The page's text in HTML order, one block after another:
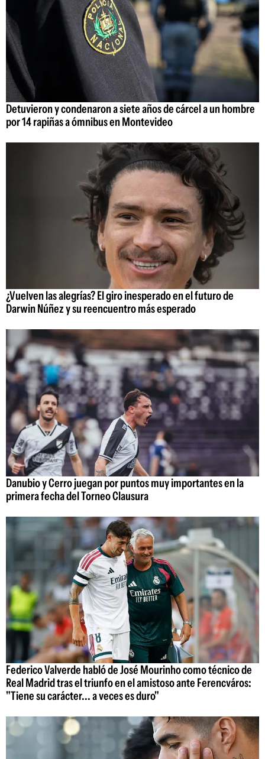
Detuvieron y condenaron a siete años de cárcel a un hombre
por 14 rapiñas a ómnibus en Montevideo
¿Vuelven las alegrías? El giro inesperado en el futuro de
Darwin Núñez y su reencuentro más esperado
Danubio y Cerro juegan por puntos muy importantes en la
primera fecha del Torneo Clausura
Federico Valverde habló de José Mourinho como técnico de
Real Madrid tras el triunfo en el amistoso ante Ferencváros:
"Tiene su carácter... a veces es duro"